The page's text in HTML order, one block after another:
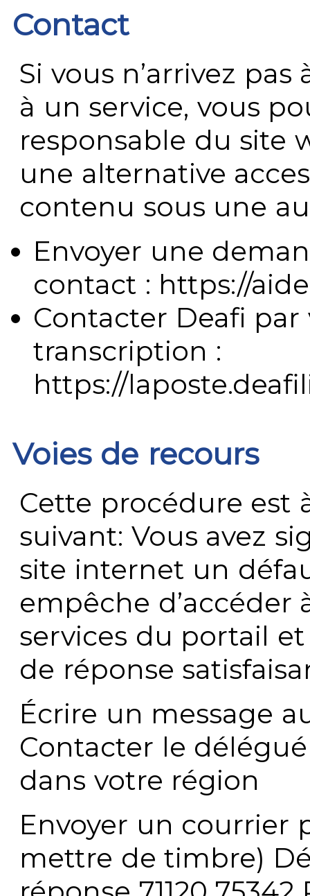
Contact
Si vous n’arrivez
à un service, vous
responsable du site
une alternative
contenu sous une
Envoyer une
contact : https://
Contacter Deafi
transcription :
https://
Voies de recours
Cette procédure est
suivant: Vous avez
site internet un
empêche
services du portail
de réponse
Écrire un message
Contacter le
dans votre région
Envoyer un courrier
mettre de timbre)